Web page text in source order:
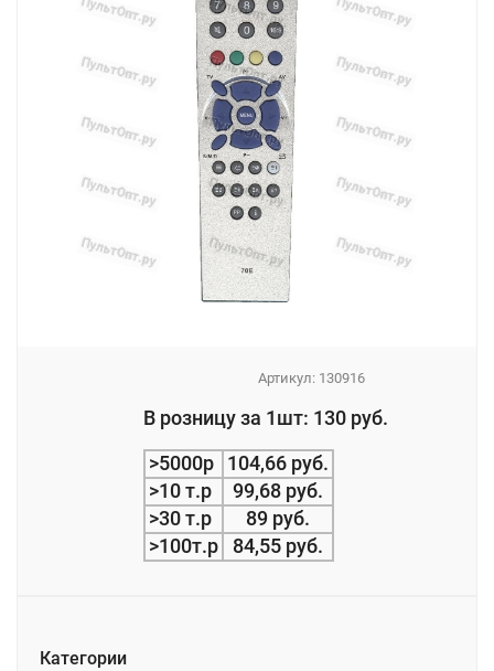
Артикул: 130916
В розницу за 1шт: 130 руб.
>5000р
104,66 руб.
>10 т.р
99,68 руб.
>30 т.р
89 руб.
>100т.р
84,55 руб.
Категории